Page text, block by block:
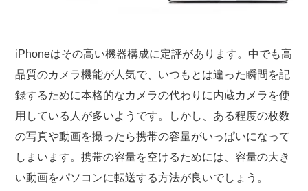
iPhoneはその高い機器構成に定評があります。中でも高
品質のカメラ機能が人気で、いつもとは違った瞬間を記
録するために本格的なカメラの代わりに内蔵カメラを使
用している人が多いようです。しかし、ある程度の枚数
の写真や動画を撮ったら携帯の容量がいっぱいになって
しまいます。携帯の容量を空けるためには、容量の大き
い動画をパソコンに転送する方法が良いでしょう。